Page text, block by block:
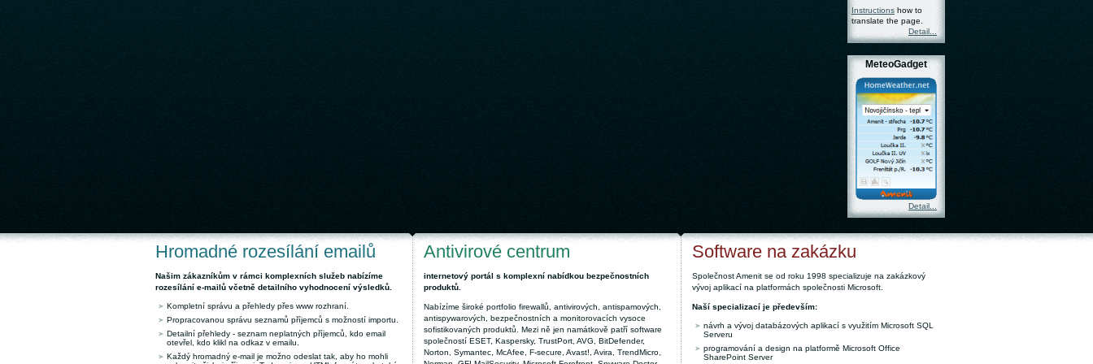
Instructions how to
translate the page.
Detail...
MeteoGadget
Detail...
Hromadné rozesílání emailů
Našim zákazníkům v rámci komplexních služeb nabízíme
rozesílání e-mailů včetně detailního vyhodnocení výsledků.
Kompletní správu a přehledy přes www rozhraní.
Propracovanou správu seznamů příjemců s možností importu.
Detailní přehledy - seznam neplatných příjemců, kdo email
otevřel, kdo klikl na odkaz v emailu.
Každý hromadný e-mail je možno odeslat tak, aby ho mohli
Antivirové centrum
internetový portál s komplexní nabídkou bezpečnostních
produktů.
Nabízíme široké portfolio firewallů, antivirových, antispamových,
antispywarových, bezpečnostních a monitorovacích vysoce
sofistikovaných produktů. Mezi ně jen namátkově patří software
společností ESET, Kaspersky, TrustPort, AVG, BitDefender,
Norton, Symantec, McAfee, F-secure, Avast!, Avira, TrendMicro,
Software na zakázku
Společnost Amenit se od roku 1998 specializuje na zakázkový
vývoj aplikací na platformách společnosti Microsoft.
Naší specializací je především:
návrh a vývoj databázových aplikací s využitím Microsoft SQL
Serveru
programování a design na platformě Microsoft Office
SharePoint Server